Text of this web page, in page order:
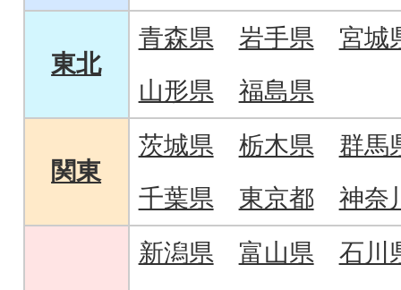
東北
青森県 岩手県
宮城
山形県
福島県
関東
茨城県 栃木県
群馬
千葉県
東京都 神奈
新潟県 富山県
石川